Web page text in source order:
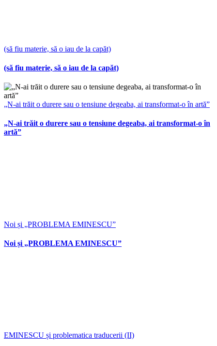
(să fiu materie, să o iau de la capăt)
(să fiu materie, să o iau de la capăt)
„N-ai trăit o durere sau o tensiune degeaba, ai transformat-o în artă”
„N-ai trăit o durere sau o tensiune degeaba, ai transformat-o în
artă”
Noi și „PROBLEMA EMINESCU”
Noi și „PROBLEMA EMINESCU”
EMINESCU și problematica traducerii (II)